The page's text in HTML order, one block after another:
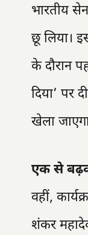
भारतीय
छू लिया।
के दौरान
दिया’
खेला
एक से
वहीं,
शंकर